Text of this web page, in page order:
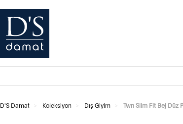
D'S Damat Koleksiyon Dış Giyim Twn Slim Fit Bej Düz